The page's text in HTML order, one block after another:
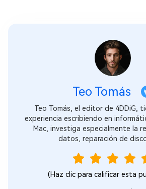
Teo Tomás
Teo Tomás, el editor de 4DDiG,
experiencia escribiendo en
Mac, investiga especialmente la
datos, reparación de
(Haz clic para calificar esta